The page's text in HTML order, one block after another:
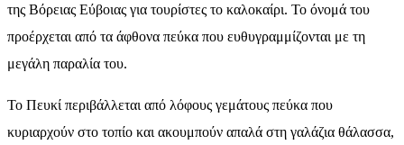
της Βόρειας Εύβοιας για τουρίστες το καλοκαίρι. Το όνομά του
προέρχεται από τα άφθονα πεύκα που ευθυγραμμίζονται με τη
μεγάλη παραλία του.
Το Πευκί περιβάλλεται από λόφους γεμάτους πεύκα που
κυριαρχούν στο τοπίο και ακουμπούν απαλά στη γαλάζια θάλασσα,